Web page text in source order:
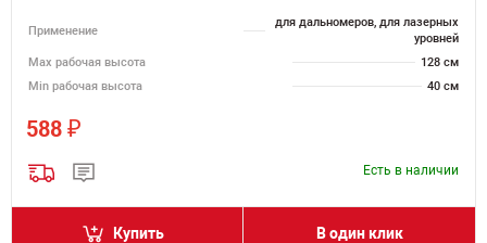
Применение
для дальномеров, для лазерных
уровней
Мах рабочая высота
128 см
Min рабочая высота
40 см
588 ₽
Есть в наличии
Купить В один клик